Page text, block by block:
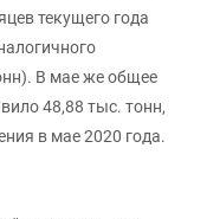
текущего года
В мае же общее
48,88 тыс. тонн,
в мае 2020 года.